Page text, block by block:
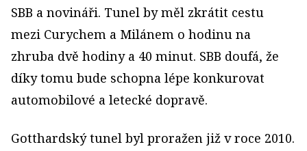
SBB a novináři. Tunel by měl zkrátit cestu
mezi Curychem a Milánem o hodinu na
zhruba dvě hodiny a 40 minut. SBB doufá, že
díky tomu bude schopna lépe konkurovat
automobilové a letecké dopravě.
Gotthardský tunel byl proražen již v roce 2010.